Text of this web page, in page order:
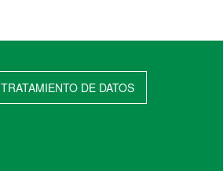
TRATAMIENTO DE DATOS